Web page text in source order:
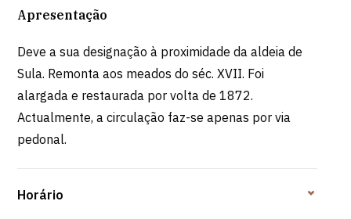
Apresentação
Deve a sua designação à proximidade da aldeia de
Sula. Remonta aos meados do séc. XVII. Foi
alargada e restaurada por volta de 1872.
Actualmente, a circulação faz-se apenas por via
pedonal.
Horário